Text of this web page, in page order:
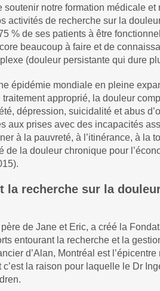
soutenir notre formation médicale
activités de recherche sur la
% de ses patients à être
beaucoup à faire et de
(douleur persistante qui dure
épidémie mondiale en pleine
approprié, la douleur
dépression, suicidalité et abus
aux prises avec des incapacités
à la pauvreté, à l’itinérance, à la
de la douleur chronique pour
la recherche sur la
de Jane et Eric, a créé la
entourant la recherche et la
d’Alan, Montréal est
la raison pour laquelle le Dr